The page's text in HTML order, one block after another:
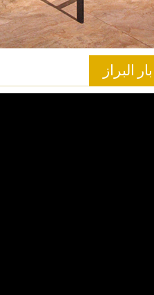
البراز